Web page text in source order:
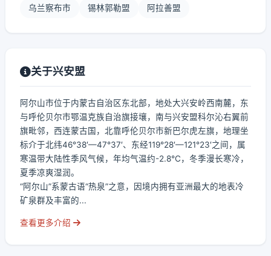
乌兰察布市 锡林郭勒盟 阿拉善盟
关于兴安盟
阿尔山市位于内蒙古自治区东北部，地处大兴安岭西南麓，东
与呼伦贝尔市鄂温克族自治旗接壤，南与兴安盟科尔沁右翼前
旗毗邻，西连蒙古国，北靠呼伦贝尔市新巴尔虎左旗，地理坐
标介于北纬46°38′—47°37′、东经119°28′—121°23′之间，属
寒温带大陆性季风气候，年均气温约-2.8℃，冬季漫长寒冷，
夏季凉爽湿润。
“阿尔山”系蒙古语“热泉”之意，因境内拥有亚洲最大的地表冷
矿泉群及丰富的...
查看更多介绍